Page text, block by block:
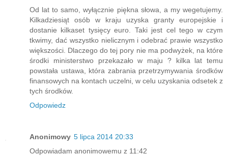
Od lat to samo, wyłącznie piękna słowa, a my wegetujemy.
Kilkadziesiąt osób w kraju uzyska granty europejskie i
dostanie kilkaset tysięcy euro. Taki jest cel tego w czym
tkwimy, dać wszystko nielicznym i odebrać prawie wszystko
większości. Dlaczego do tej pory nie ma podwyżek, na które
środki ministerstwo przekazało w maju ? kilka lat temu
powstała ustawa, która zabrania przetrzymywania środków
finansowych na kontach uczelni, w celu uzyskania odsetek z
tych środków.
Odpowiedz
Anonimowy 5 lipca 2014 20:33
Odpowiadam anonimowemu z 11:42